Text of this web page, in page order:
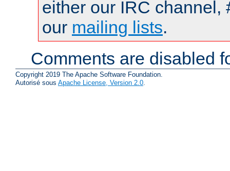
either our IRC channel,
our mailing lists.
Comments are disabled
Copyright 2019 The Apache Software Foundation.
Autorisé sous Apache License, Version 2.0